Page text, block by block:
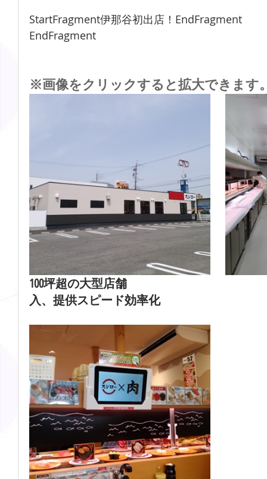
StartFragment伊那谷初出店！EndFragment
EndFragment
※画像をクリックすると拡大できます
100坪超の大型店舗　　　　　　　　　　　
入、提供スピード効率化